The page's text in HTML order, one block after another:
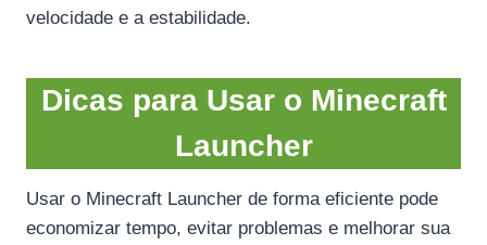
velocidade e a estabilidade.
Dicas para Usar o Minecraft
Launcher
Usar o Minecraft Launcher de forma eficiente pode
economizar tempo, evitar problemas e melhorar sua